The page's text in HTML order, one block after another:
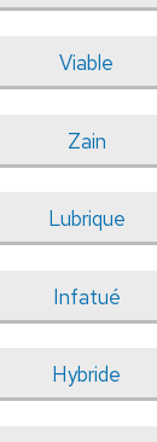
Viable
Zain
Lubrique
Infatué
Hybride